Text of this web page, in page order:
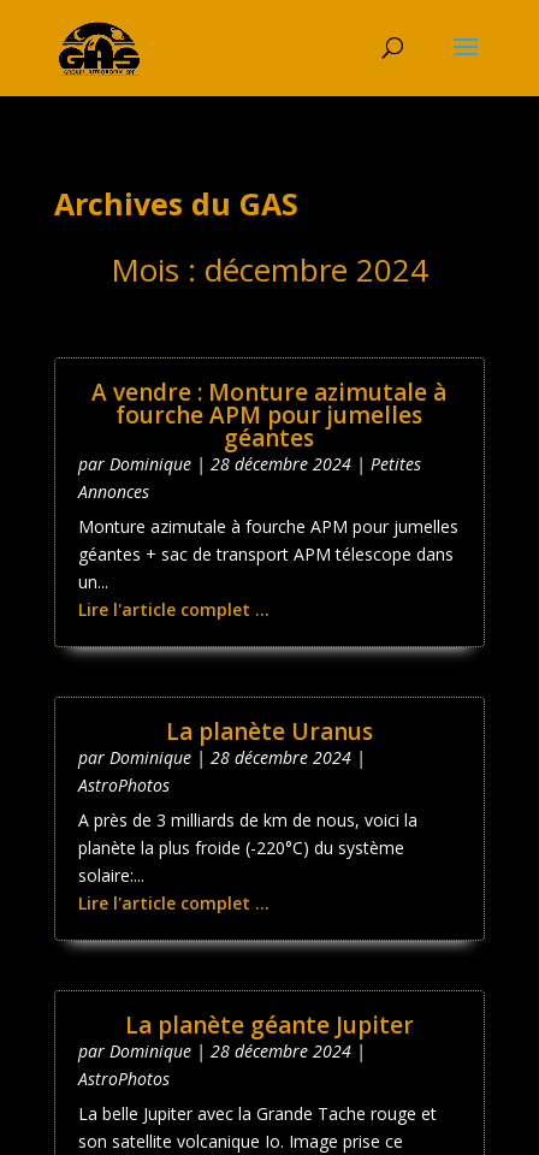
Archives du GAS
Mois : décembre 2024
A vendre : Monture azimutale à
fourche APM pour jumelles
géantes
par Dominique| 28 décembre 2024| Petites
Annonces
Monture azimutale à fourche APM pour jumelles
géantes + sac de transport APM télescope dans
un...
Lire l'article complet ...
La planète Uranus
par Dominique| 28 décembre 2024|
AstroPhotos
A près de 3 milliards de km de nous, voici la
planète la plus froide (-220°C) du système
solaire:...
Lire l'article complet ...
La planète géante Jupiter
par Dominique| 28 décembre 2024|
AstroPhotos
La belle Jupiter avec la Grande Tache rouge et
son satellite volcanique Io. Image prise ce